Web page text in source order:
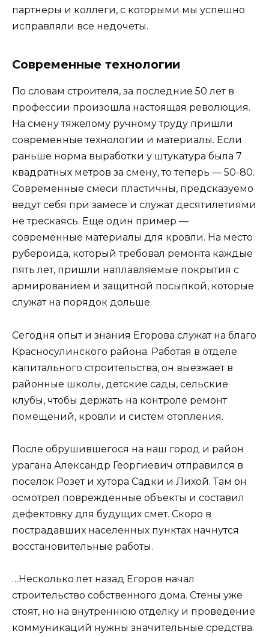
партнеры и коллеги, с которыми мы успешно
исправляли все недочеты.
Современные технологии
По словам строителя, за последние 50 лет в
профессии произошла настоящая революция.
На смену тяжелому ручному труду пришли
современные технологии и материалы. Если
раньше норма выработки у штукатура была 7
квадратных метров за смену, то теперь — 50-80.
Современные смеси пластичны, предсказуемо
ведут себя при замесе и служат десятилетиями
не трескаясь. Еще один пример —
современные материалы для кровли. На место
рубероида, который требовал ремонта каждые
пять лет, пришли наплавляемые покрытия с
армированием и защитной посыпкой, которые
служат на порядок дольше.
Сегодня опыт и знания Егорова служат на благо
Красносулинского района. Работая в отделе
капитального строительства, он выезжает в
районные школы, детские сады, сельские
клубы, чтобы держать на контроле ремонт
помещений, кровли и систем отопления.
После обрушившегося на наш город и район
урагана Александр Георгиевич отправился в
поселок Розет и хутора Садки и Лихой. Там он
осмотрел поврежденные объекты и составил
дефектовку для будущих смет. Скоро в
пострадавших населенных пунктах начнутся
восстановительные работы.
…Несколько лет назад Егоров начал
строительство собственного дома. Стены уже
стоят, но на внутреннюю отделку и проведение
коммуникаций нужны значительные средства.